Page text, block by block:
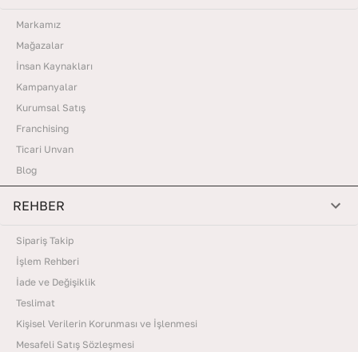
Markamız
Mağazalar
İnsan Kaynakları
Kampanyalar
Kurumsal Satış
Franchising
Ticari Unvan
Blog
REHBER
Sipariş Takip
İşlem Rehberi
İade ve Değişiklik
Teslimat
Kişisel Verilerin Korunması ve İşlenmesi
Mesafeli Satış Sözleşmesi